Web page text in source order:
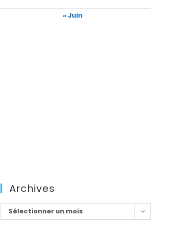
« Juin
Archives
Archives
Sélectionner un mois